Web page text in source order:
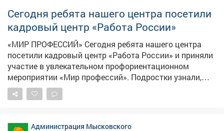
Сегодня ребята нашего центра посетили
кадровый центр «Работа России»
«МИР ПРОФЕССИЙ» Сегодня ребята нашего центра
посетили кадровый центр «Работа России» и приняли
участие в увлекательном профориентационном
мероприятии «Мир профессий». Подростки узнали,
какие профессии востребованы в Кузбассе и стране,
чем они отличаются друг от друга и какую пользу
ребят шахтёрские специальности: подробно
Администрация Мысковского